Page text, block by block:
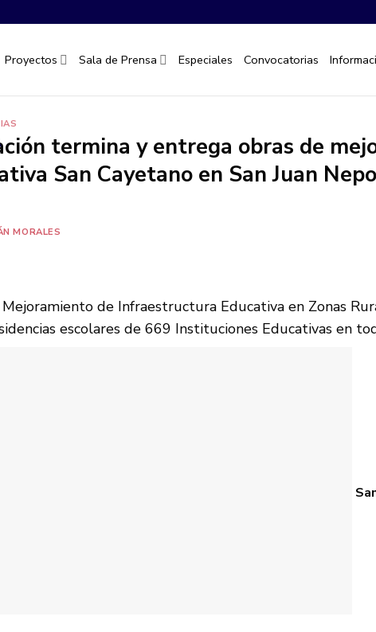
Proyectos Sala de Prensa Especiales Convocatorias
termina y entrega obras de
San Cayetano en San Juan
MORALES
de Infraestructura Educativa en Zonas
escolares de 669 Instituciones Educativas en